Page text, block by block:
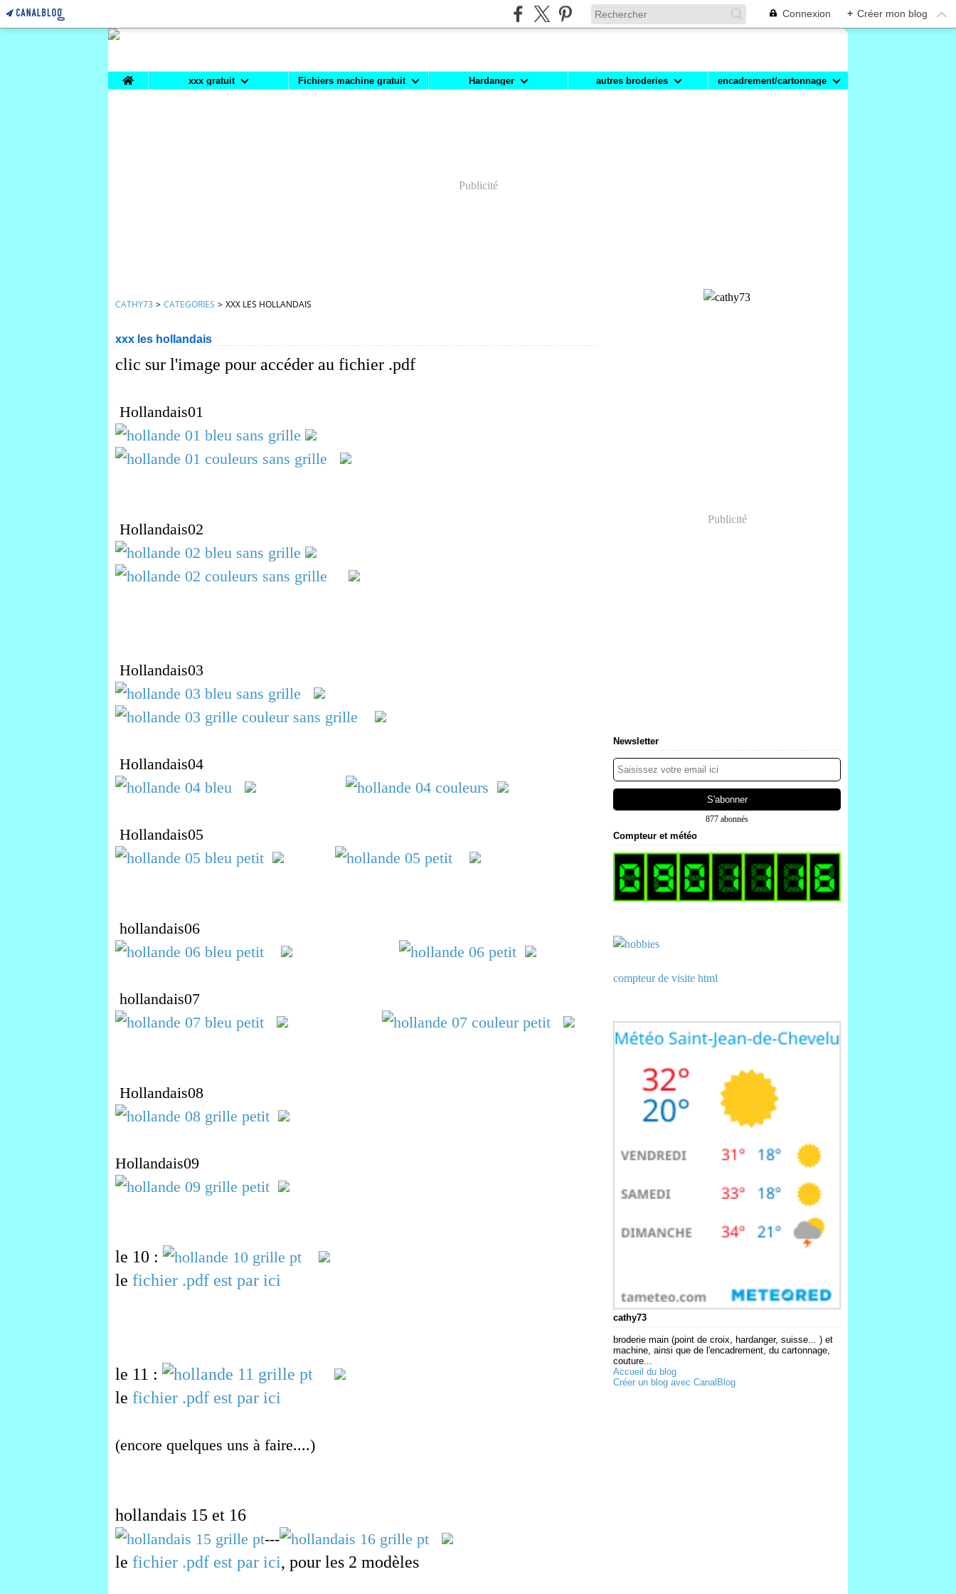
Connexion + Créer mon blog
Home xxx gratuit Fichiers machine gratuit Hardanger autres broderies encadrement/cartonnage
Publicité
CATHY73 > CATEGORIES > XXX LES HOLLANDAIS
xxx les hollandais
clic sur l'image pour accéder au fichier .pdf
Hollandais01
Hollandais02
Hollandais03
Hollandais04
Hollandais05
hollandais06
hollandais07
Hollandais08
Hollandais09
le 10 :
le fichier .pdf est par ici
le 11 :
le fichier .pdf est par ici
(encore quelques uns à faire....)
hollandais 15 et 16
---
le fichier .pdf est par ici, pour les 2 modèles
Publicité
Newsletter
877 abonnés
Compteur et météo
compteur de visite html
cathy73
broderie main (point de croix, hardanger, suisse... ) et
machine, ainsi que de l'encadrement, du cartonnage,
couture...
Accueil du blog
Créer un blog avec CanalBlog